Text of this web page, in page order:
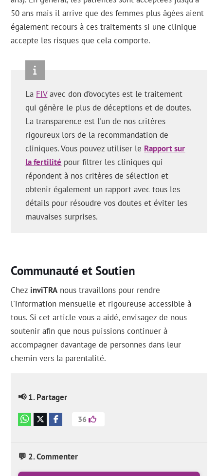
50 ans mais il arrive que des femmes plus âgées aient
également recours à ces traitements si une clinique
accepte les risques que cela comporte.
La FIVavec don d’ovocytes est le traitement
qui génère le plus de déceptions et de doutes.
La transparence est l'un de nos critères
rigoureux lors de la recommandation de
cliniques. Vous pouvez utiliser le Rapport sur
la fertilité pour filtrer les cliniques qui
répondent à nos critères de sélection et
obtenir également un rapport avec tous les
détails pour résoudre vos doutes et éviter les
mauvaises surprises.
Communauté et Soutien
Chez inviTRA nous travaillons pour rendre
l'information mensuelle et rigoureuse accessible à
tous. Si cet article vous a aidé, envisagez de nous
soutenir afin que nous puissions continuer à
accompagner davantage de personnes dans leur
chemin vers la parentalité.
📢 1. Partager
36
💬 2. Commenter